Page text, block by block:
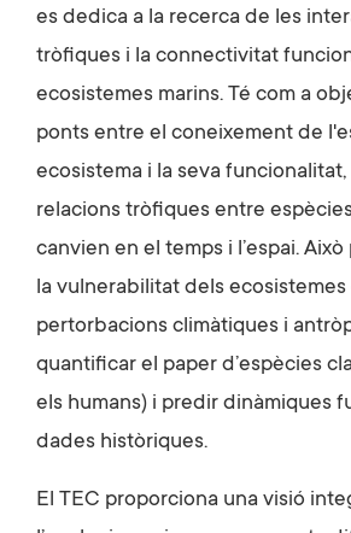
es dedica a la recerca de les
tròfiques i la connectivitat
ecosistemes marins. Té com a
ponts entre el coneixement de
ecosistema i la seva
relacions tròfiques entre
canvien en el temps i l’espai.
la vulnerabilitat dels
pertorbacions climàtiques i
quantificar el paper d’espècies
els humans) i predir dinàmiques
dades històriques.
El TEC proporciona una visió